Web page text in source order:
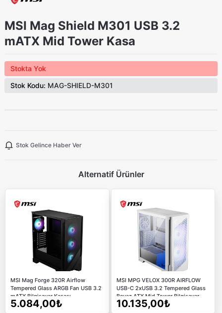
MSI Mag Shield M301 USB 3.2
mATX Mid Tower Kasa
Stokta Yok
Stok Kodu: MAG-SHIELD-M301
Stok Gelince Haber Ver
Alternatif Ürünler
MSI Mag Forge 320R Airflow
Tempered Glass ARGB Fan USB 3.2
mATX Bilgisayar Kasası
5.084,00₺
MSI MPG VELOX 300R AIRFLOW
USB-C 2xUSB 3.2 Tempered Glass
Beyaz ATX Mid Tower Bilgisayar
Kasası
10.135,00₺